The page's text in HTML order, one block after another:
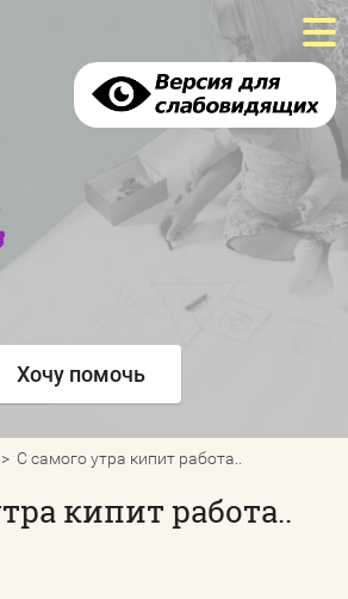
Хочу помочь
>  С самого утра кипит работа..
кипит работа..